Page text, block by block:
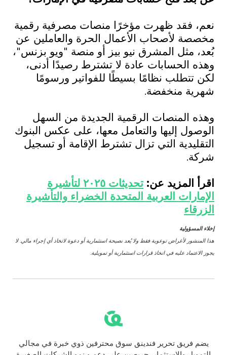
نعم، فقد ظهرت مؤخرًا منصات مصرفية رقمية
مخصصة لأصحاب الأعمال الحرة والعاملين عن
بُعد، مثل المشرق نيو بيز أو منصة "ويو بزنس"،
وهذه الحسابات عادة لا تشترط رصيدًا أدنى،
لكن تتطلب نظامًا بسيطًا للفواتير ورسومًا
شهرية منخفضة.
وهذه المنصات الرقمية الجديدة من السهل
الوصول إليها والتعامل معها، على عكس البنوك
التقليدية التي تزال تشترط الإقامة أو تسجيل
شركة.
اقرأ المزيد عن:
تحديثات ٢٠٢٥ لتأشيرة
الإمارات العربية المتحدة الخضراء والتأشيرة
الزرقاء
إخلاء المسؤولية
هذا المنشور لأغراض توعوية فقط ولا يُعد نصيحة استثمارية أو دعوة لاتخاذ أي إجراء مالي. لا
يجوز الاعتماد عليه في اتخاذ قرارات استثمارية أو تمويلية.
يضم فريق تحرير فندينق سوق محترفين ذوي خبرة في مجالي